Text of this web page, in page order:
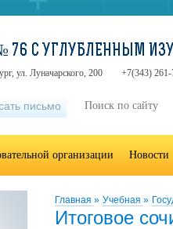
Главная » Учебная »
Итоговое
76 С УГЛУБЛЕННЫМ
ул. Луначарского, 200 +7(343)
письмо
организации Новости